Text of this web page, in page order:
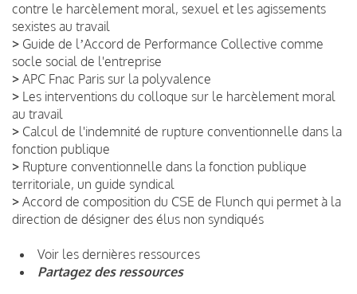
contre le harcèlement moral, sexuel et les agissements
sexistes au travail
> Guide de lʼAccord de Performance Collective comme
socle social de l'entreprise
> APC Fnac Paris sur la polyvalence
> Les interventions du colloque sur le harcèlement moral
au travail
> Calcul de l'indemnité de rupture conventionnelle dans la
fonction publique
> Rupture conventionnelle dans la fonction publique
territoriale, un guide syndical
> Accord de composition du CSE de Flunch qui permet à la
direction de désigner des élus non syndiqués
Voir les dernières ressources
Partagez des ressources